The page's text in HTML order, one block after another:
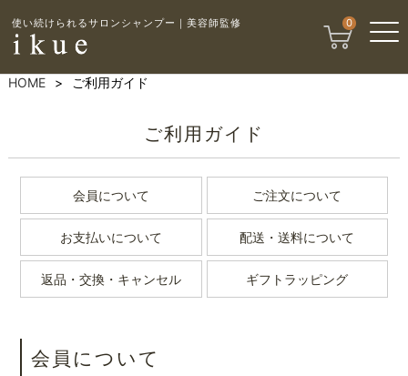
使い続けられるサロンシャンプー｜美容師監修 0
HOME ご利用ガイド
ご利用ガイド
会員について ご注文について
お支払いについて 配送・送料について
返品・交換・キャンセル ギフトラッピング
会員について